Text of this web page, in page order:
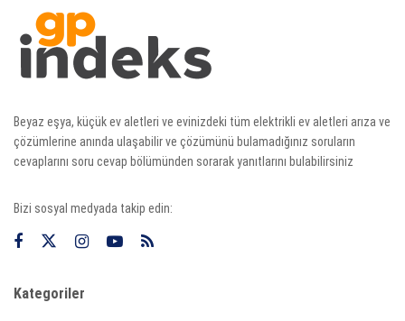
Beyaz eşya, küçük ev aletleri ve evinizdeki tüm elektrikli ev aletleri arıza ve
çözümlerine anında ulaşabilir ve çözümünü bulamadığınız soruların
cevaplarını soru cevap bölümünden sorarak yanıtlarını bulabilirsiniz
Bizi sosyal medyada takip edin:
Kategoriler